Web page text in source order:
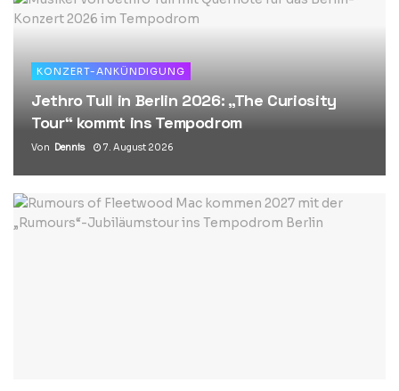
KONZERT-ANKÜNDIGUNG
Jethro Tull in Berlin 2026: „The Curiosity
Tour“ kommt ins Tempodrom
Von Dennis 7. August 2026